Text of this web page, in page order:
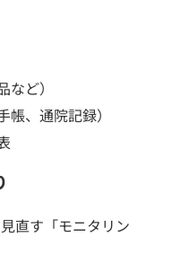
ど）
、通院記録）
直す「モニタリン